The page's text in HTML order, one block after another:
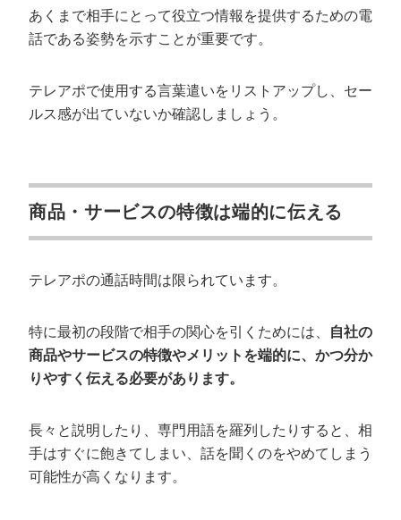
あくまで相手にとって役立つ情報を提供するための電
話である姿勢を示すことが重要です。
テレアポで使用する言葉遣いをリストアップし、セー
ルス感が出ていないか確認しましょう。
商品・サービスの特徴は端的に伝える
テレアポの通話時間は限られています。
特に最初の段階で相手の関心を引くためには、
自社の
商品やサービスの特徴やメリットを端的に、かつ分か
りやすく伝える必要があります。
長々と説明したり、専門用語を羅列したりすると、相
手はすぐに飽きてしまい、話を聞くのをやめてしまう
可能性が高くなります。